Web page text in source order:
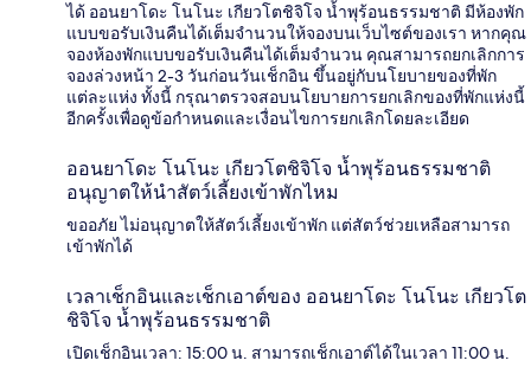
ได้ ออนยาโดะ โนโนะ เกียวโตชิจิโจ น้ำพุร้อนธรรมชาติ มีห้องพัก
แบบขอรับเงินคืนได้เต็มจำนวนให้จองบนเว็บไซต์ของเรา หากคุณ
จองห้องพักแบบขอรับเงินคืนได้เต็มจำนวน คุณสามารถยกเลิกการ
จองล่วงหน้า 2-3 วันก่อนวันเช็กอิน ขึ้นอยู่กับนโยบายของที่พัก
แต่ละแห่ง ทั้งนี้ กรุณาตรวจสอบนโยบายการยกเลิกของที่พักแห่งนี้
อีกครั้งเพื่อดูข้อกำหนดและเงื่อนไขการยกเลิกโดยละเอียด
ออนยาโดะ โนโนะ เกียวโตชิจิโจ น้ำพุร้อนธรรมชาติ
อนุญาตให้นำสัตว์เลี้ยงเข้าพักไหม
ขออภัย ไม่อนุญาตให้สัตว์เลี้ยงเข้าพัก แต่สัตว์ช่วยเหลือสามารถ
เข้าพักได้
เวลาเช็กอินและเช็กเอาต์ของ ออนยาโดะ โนโนะ เกียวโต
ชิจิโจ น้ำพุร้อนธรรมชาติ
เปิดเช็กอินเวลา: 15:00 น. สามารถเช็กเอาต์ได้ในเวลา 11:00 น.